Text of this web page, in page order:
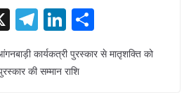
X T
el
e
Li
n
k
h
ar
कार्यकत्री पुरस्कार से मातृशक्ति को
की सम्मान राशि